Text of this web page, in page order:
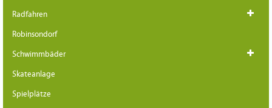
Radfahren
Robinsondorf
Schwimmbäder
Skateanlage
Spielplätze